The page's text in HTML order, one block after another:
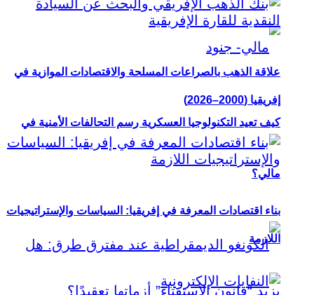
كيف تعيد التكنولوجيا العسكرية رسم التحالفات الأمنية في
مالي؟
علاقة الذهب بالصراعات المسلحة والاقتصادات الموازية في
إفريقيا (2000–2026)
بناء اقتصادات المعرفة في إفريقيا: السياسات والإستراتيجيات
اللازمة